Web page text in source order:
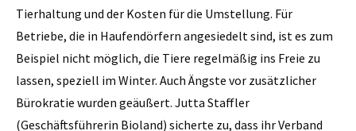
Tierhaltung und der Kosten für die Umstellung. Für
Betriebe, die in Haufendörfern angesiedelt sind, ist es zum
Beispiel nicht möglich, die Tiere regelmäßig ins Freie zu
lassen, speziell im Winter. Auch Ängste vor zusätz­licher
Bürokratie wurden geäußert. Jutta Staffler
(Geschäftsführerin Bioland) sicherte zu, dass ihr Verband